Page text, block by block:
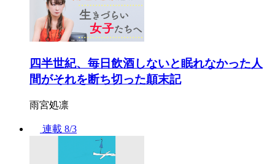
四半世紀、毎日飲酒しないと眠れなかった人
間がそれを断ち切った顛末記
雨宮処凛
連載 8/3